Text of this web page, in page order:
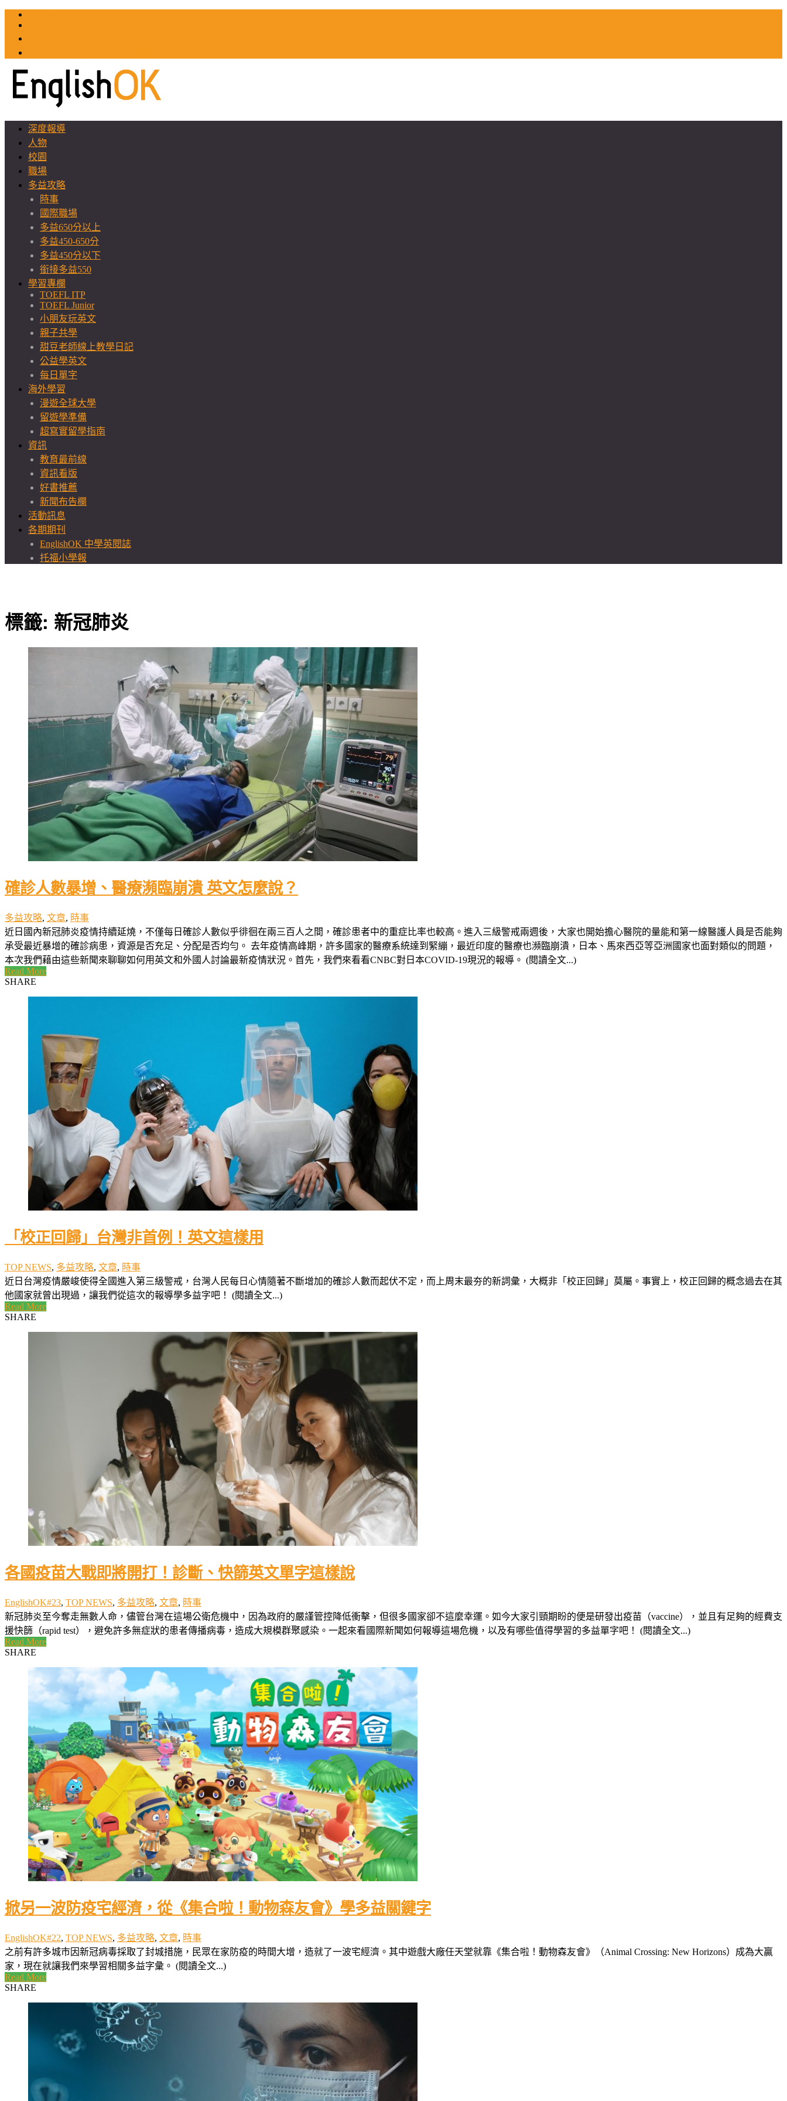
深度報導
人物
校園
職場
多益攻略
時事
國際職場
多益650分以上
多益450-650分
多益450分以下
銜接多益550
學習專欄
TOEFL ITP
TOEFL Junior
小朋友玩英文
親子共學
甜豆老師線上教學日記
公益學英文
每日單字
海外學習
漫遊全球大學
留遊學準備
超寫實留學指南
資訊
教育最前線
資訊看版
好書推薦
新聞布告欄
活動訊息
各期期刊
EnglishOK 中學英閱誌
托福小學報
標籤: 新冠肺炎
確診人數暴增、醫療瀕臨崩潰 英文怎麼說？
多益攻略, 文章, 時事
近日國內新冠肺炎疫情持續延燒，不僅每日確診人數似乎徘徊在兩三百人之間，確診患者中的重症比率也較高。進入三級警戒兩週後，大家也開始擔心醫院的量能和第一線醫護人員是否能夠
承受最近暴增的確診病患，資源是否充足、分配是否均勻。 去年疫情高峰期，許多國家的醫療系統達到緊繃，最近印度的醫療也瀕臨崩潰，日本、馬來西亞等亞洲國家也面對類似的問題，
本次我們藉由這些新聞來聊聊如何用英文和外國人討論最新疫情狀況。首先，我們來看看CNBC對日本COVID-19現況的報導。 (閱讀全文...)
Read More
SHARE
「校正回歸」台灣非首例！英文這樣用
TOP NEWS, 多益攻略, 文章, 時事
近日台灣疫情嚴峻使得全國進入第三級警戒，台灣人民每日心情隨著不斷增加的確診人數而起伏不定，而上周末最夯的新詞彙，大概非「校正回歸」莫屬。事實上，校正回歸的概念過去在其
他國家就曾出現過，讓我們從這次的報導學多益字吧！ (閱讀全文...)
Read More
SHARE
各國疫苗大戰即將開打！診斷、快篩英文單字這樣說
EnglishOK#23, TOP NEWS, 多益攻略, 文章, 時事
新冠肺炎至今奪走無數人命，儘管台灣在這場公衛危機中，因為政府的嚴謹管控降低衝擊，但很多國家卻不這麼幸運。如今大家引頸期盼的便是研發出疫苗（vaccine），並且有足夠的經費支
援快篩（rapid test），避免許多無症狀的患者傳播病毒，造成大規模群聚感染。一起來看國際新聞如何報導這場危機，以及有哪些值得學習的多益單字吧！ (閱讀全文...)
Read More
SHARE
掀另一波防疫宅經濟，從《集合啦！動物森友會》學多益關鍵字
EnglishOK#22, TOP NEWS, 多益攻略, 文章, 時事
之前有許多城市因新冠病毒採取了封城措施，民眾在家防疫的時間大增，造就了一波宅經濟。其中遊戲大廠任天堂就靠《集合啦！動物森友會》（Animal Crossing: New Horizons）成為大贏
家，現在就讓我們來學習相關多益字彙。 (閱讀全文...)
Read More
SHARE